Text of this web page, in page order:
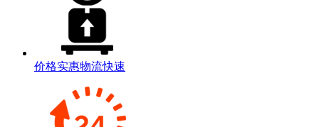
价格实惠物流快速